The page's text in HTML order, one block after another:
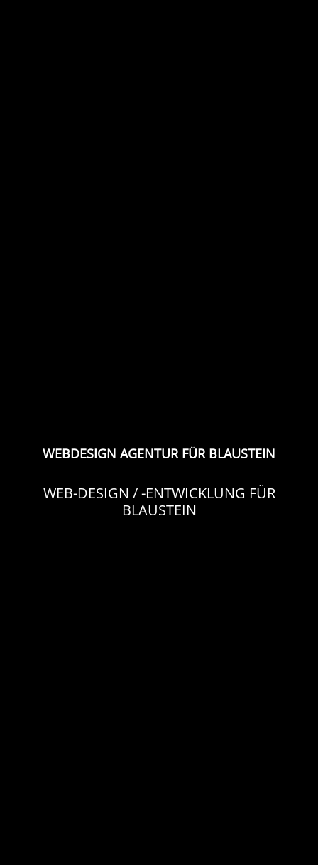
WEBDESIGN AGENTUR FÜR BLAUSTEIN
WEB-DESIGN / -ENTWICKLUNG FÜR
BLAUSTEIN